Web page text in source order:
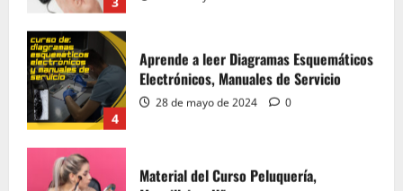
4
Electrónicos, Manuales de Servicio
28 de mayo de 2024 0
Maquillaje y Uñas